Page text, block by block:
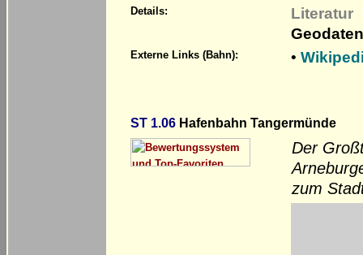
Details:
Literatur
Externe Links (Bahn): •
ST 1.06 Hafenbahn Tangermünde
Der
zum